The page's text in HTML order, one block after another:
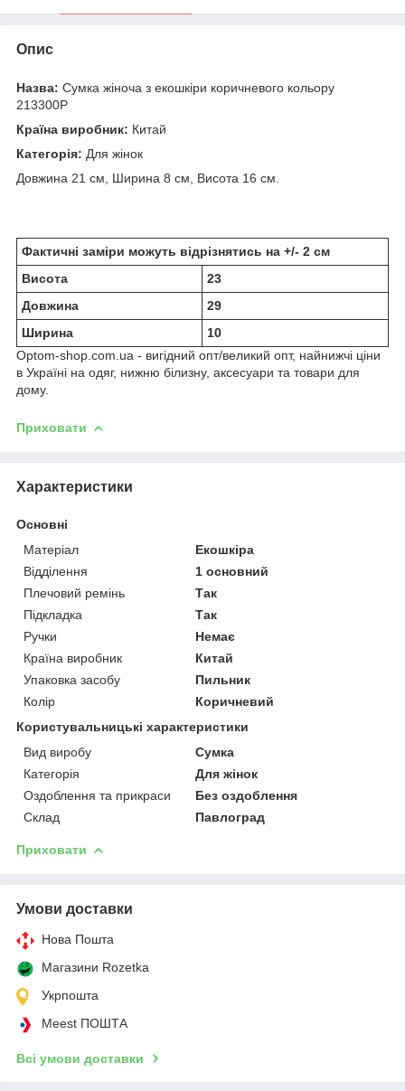
Опис
Назва: Сумка жіноча з екошкіри коричневого кольору
213300P
Країна виробник: Китай
Категорія: Для жінок
Довжина 21 см, Ширина 8 см, Висота 16 см.
Фактичні заміри можуть відрізнятись на +/- 2 см
Висота
23
Довжина
29
Ширина
10
Optom-shop.com.ua - вигідний опт/великий опт, найнижчі ціни
в Україні на одяг, нижню білизну, аксесуари та товари для
дому.
Приховати
Характеристики
Основні
Матеріал
Екошкіра
Відділення
1 основний
Плечовий ремінь
Так
Підкладка
Так
Ручки
Немає
Країна виробник
Китай
Упаковка засобу
Пильник
Колір
Коричневий
Користувальницькі характеристики
Вид виробу
Сумка
Категорія
Для жінок
Оздоблення та прикраси
Без оздоблення
Склад
Павлоград
Приховати
Умови доставки
Нова Пошта
Магазини Rozetka
Укрпошта
Meest ПОШТА
Всі умови доставки